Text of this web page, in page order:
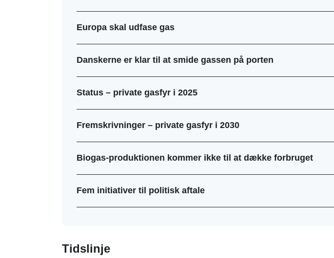
Europa skal udfase gas
Danskerne er klar til at smide gassen på porten
Status – private gasfyr i 2025
Fremskrivninger – private gasfyr i 2030
Biogas-produktionen kommer ikke til at dække forbruget
Fem initiativer til politisk aftale
Tidslinje